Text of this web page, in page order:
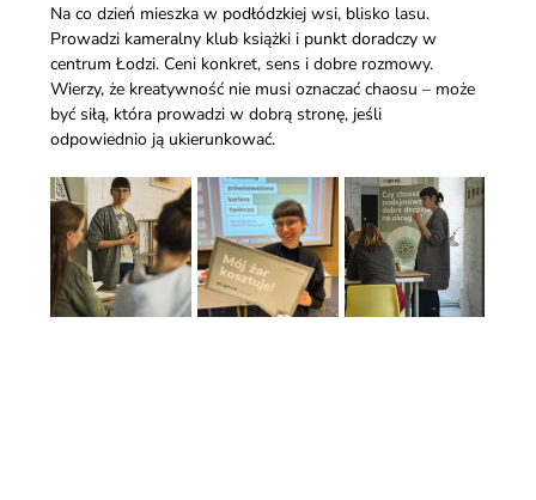
Na co dzień mieszka w podłódzkiej wsi, blisko lasu.
Prowadzi kameralny klub książki i punkt doradczy w
centrum Łodzi. Ceni konkret, sens i dobre rozmowy.
Wierzy, że kreatywność nie musi oznaczać chaosu – może
być siłą, która prowadzi w dobrą stronę, jeśli
odpowiednio ją ukierunkować.